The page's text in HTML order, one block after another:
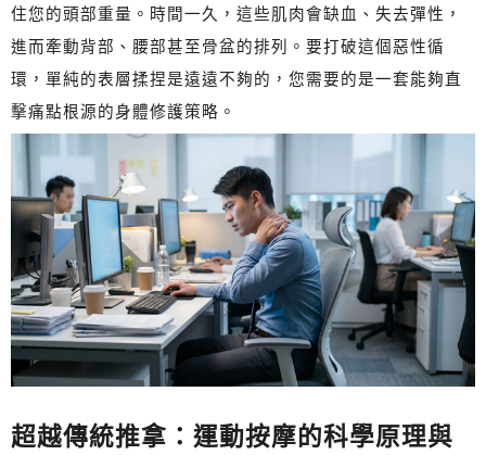
住您的頭部重量。時間一久，這些肌肉會缺血、失去彈性，
進而牽動背部、腰部甚至骨盆的排列。要打破這個惡性循
環，單純的表層揉捏是遠遠不夠的，您需要的是一套能夠直
擊痛點根源的身體修護策略。
超越傳統推拿：運動按摩的科學原理與